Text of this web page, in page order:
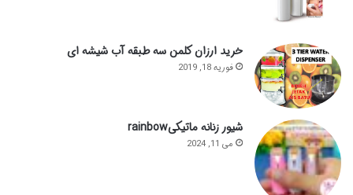
خرید ارزان کلمن سه طبقه آب شیشه ای
فوریه 18, 2019
شیور زنانه ماتیکیrainbow
می 11, 2024